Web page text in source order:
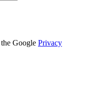
Google Privacy